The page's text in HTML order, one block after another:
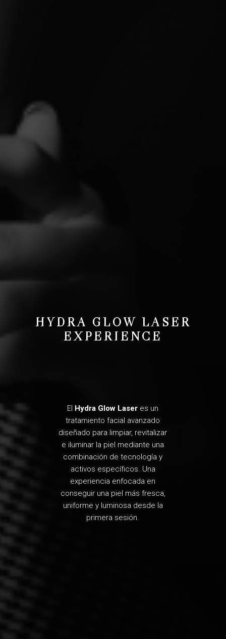
HYDRA GLOW LASER
EXPERIENCE
El Hydra Glow Laser es un
tratamiento facial avanzado
diseñado para limpiar, revitalizar
e iluminar la piel mediante una
combinación de tecnología y
activos específicos. Una
experiencia enfocada en
conseguir una piel más fresca,
uniforme y luminosa desde la
primera sesión.